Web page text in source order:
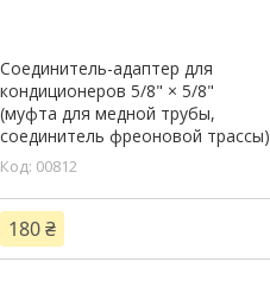
Соединитель-адаптер для
кондиционеров 5/8" × 5/8"
(муфта для медной трубы,
соединитель фреоновой трассы)
00812
180 ₴